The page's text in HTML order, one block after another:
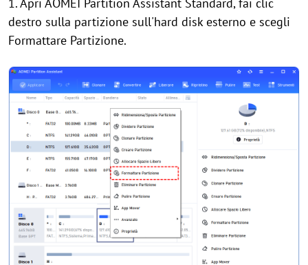
1. Apri AOMEI Partition Assistant Standard, fai clic
destro sulla partizione sull'hard disk esterno e scegli
Formattare Partizione.